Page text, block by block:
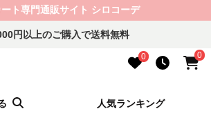
ト専門通販サイト シロコーデ
円以上のご購入で送料無料
0 0
人気ランキング